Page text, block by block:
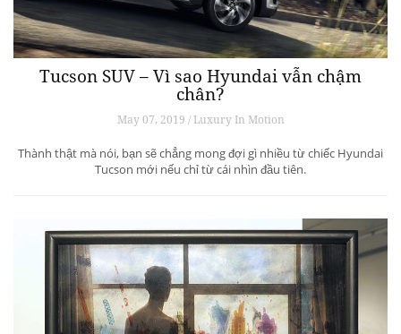
Tucson SUV – Vì sao Hyundai vẫn chậm
chân?
May 07, 2019 / Luxury In Motion
Thành thật mà nói, bạn sẽ chẳng mong đợi gì nhiều từ chiếc Hyundai
Tucson mới nếu chỉ từ cái nhìn đầu tiên.